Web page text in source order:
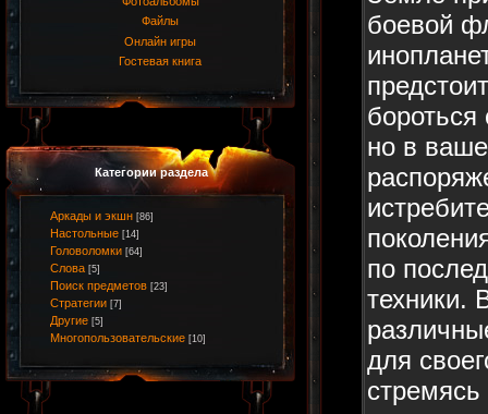
Файлы
Онлайн игры
Гостевая книга
Категории раздела
Аркады и экшн [86]
Настольные [14]
Головоломки [64]
Слова [5]
Поиск предметов [23]
Стратегии [7]
Другие [5]
Многопользовательские [10]
боевой
бороться
но в
по
техники.
для
стремясь